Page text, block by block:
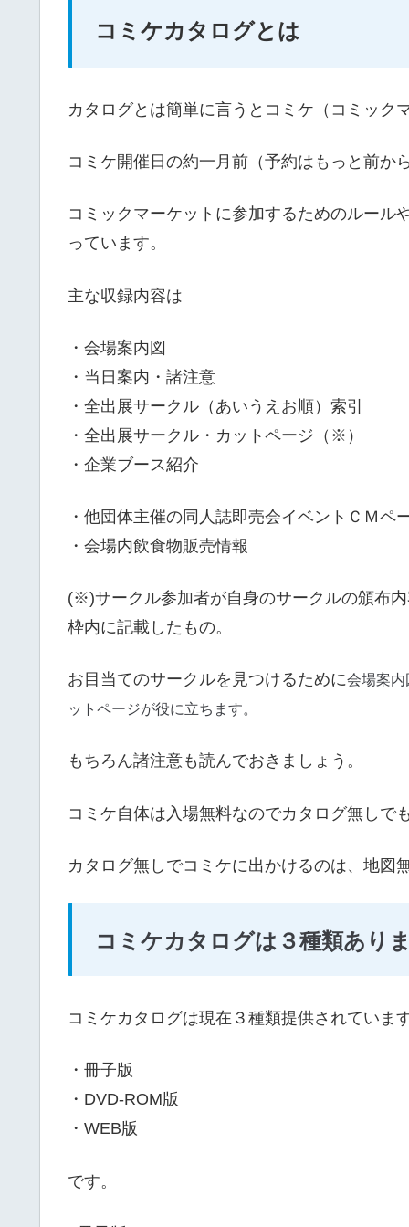
コミケカタログとは
カタログとは簡単に言うとコミケ（コミック
コミケ開催日の約一月前（予約はもっと前か
コミックマーケットに参加するためのルール
っています。
主な収録内容は
・会場案内図
・当日案内・諸注意
・全出展サークル（あいうえお順）索引
・全出展サークル・カットページ（※）
・企業ブース紹介
・他団体主催の同人誌即売会イベントＣＭペ
・会場内飲食物販売情報
(※)サークル参加者が自身のサークルの頒布
枠内に記載したもの。
お目当てのサークルを見つけるために会場案
ットページが役に立ちます。
もちろん諸注意も読んでおきましょう。
コミケ自体は入場無料なのでカタログ無しで
カタログ無しでコミケに出かけるのは、地図
コミケカタログは３種類あり
コミケカタログは現在３種類提供されていま
・冊子版
・DVD-ROM版
・WEB版
です。